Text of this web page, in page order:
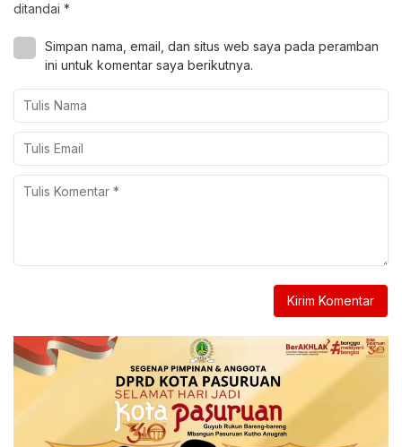
ditandai *
Simpan nama, email, dan situs web saya pada peramban
ini untuk komentar saya berikutnya.